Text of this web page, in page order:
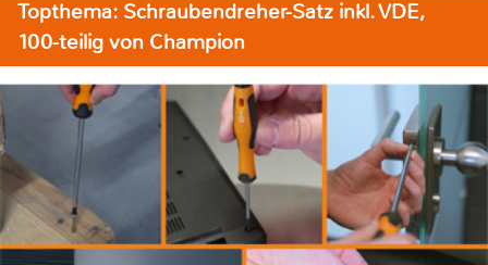
Topthema: Schraubendreher-Satz inkl. VDE,
100-teilig von Champion